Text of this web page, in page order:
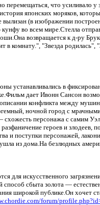
что
японских моряков,
(в изображении
во всем мире.Стелла
возвращается к д-ру
комнату.", "Звезда
устанавливались в
дает Ивонн Сансон
конфликта между
ночной город с
схожесть персонажа с самим
героев и
поступки персонажей,
из дома.На безлюдных
для искусственного
сбыта золота —
широкой публике.Он хочет
forum/